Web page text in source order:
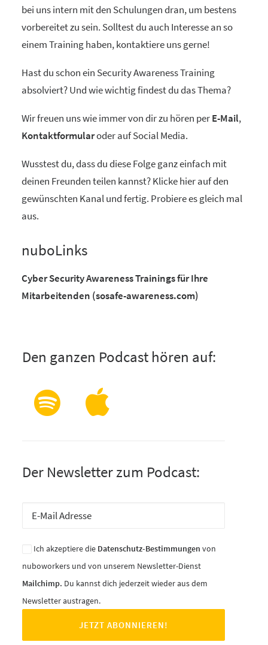
bei uns intern mit den Schulungen dran, um bestens
vorbereitet zu sein. Solltest du auch Interesse an so
einem Training haben, kontaktiere uns gerne!
Hast du schon ein Security Awareness Training
absolviert? Und wie wichtig findest du das Thema?
Wir freuen uns wie immer von dir zu hören perE-Mail,
Kontaktformularoder auf Social Media.
Wusstest du, dass du diese Folge ganz einfach mit
deinen Freunden teilen kannst? Klicke hier auf den
gewünschten Kanal und fertig. Probiere es gleich mal
aus.
nuboLinks
Cyber Security Awareness Trainings für Ihre
Mitarbeitenden (sosafe-awareness.com)
Den ganzen Podcast hören auf:
Der Newsletter zum Podcast:
Ich akzeptiere die Datenschutz-Bestimmungen von
nuboworkers und von unserem Newsletter-Dienst
Mailchimp. Du kannst dich jederzeit wieder aus dem
Newsletter austragen.